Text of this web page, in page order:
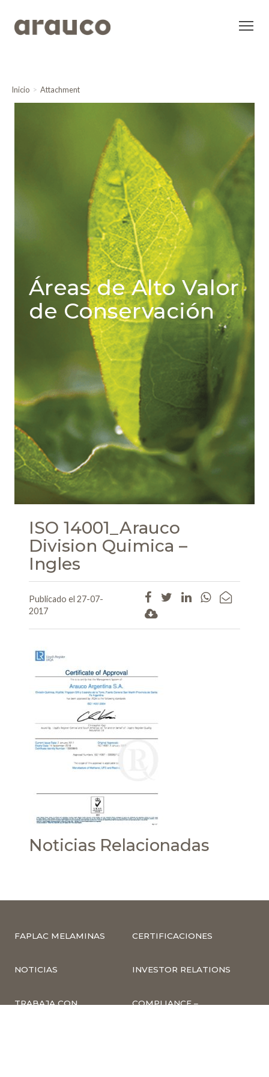
Inicio Attachment
Áreas de Alto Valor
de Conservación
ISO 14001_Arauco
Division Quimica –
Ingles
Publicado el 27-07-
2017
Noticias Relacionadas
FAPLAC MELAMINAS CERTIFICACIONES
NOTICIAS INVESTOR RELATIONS
TRABAJA CON
COMPLIANCE –